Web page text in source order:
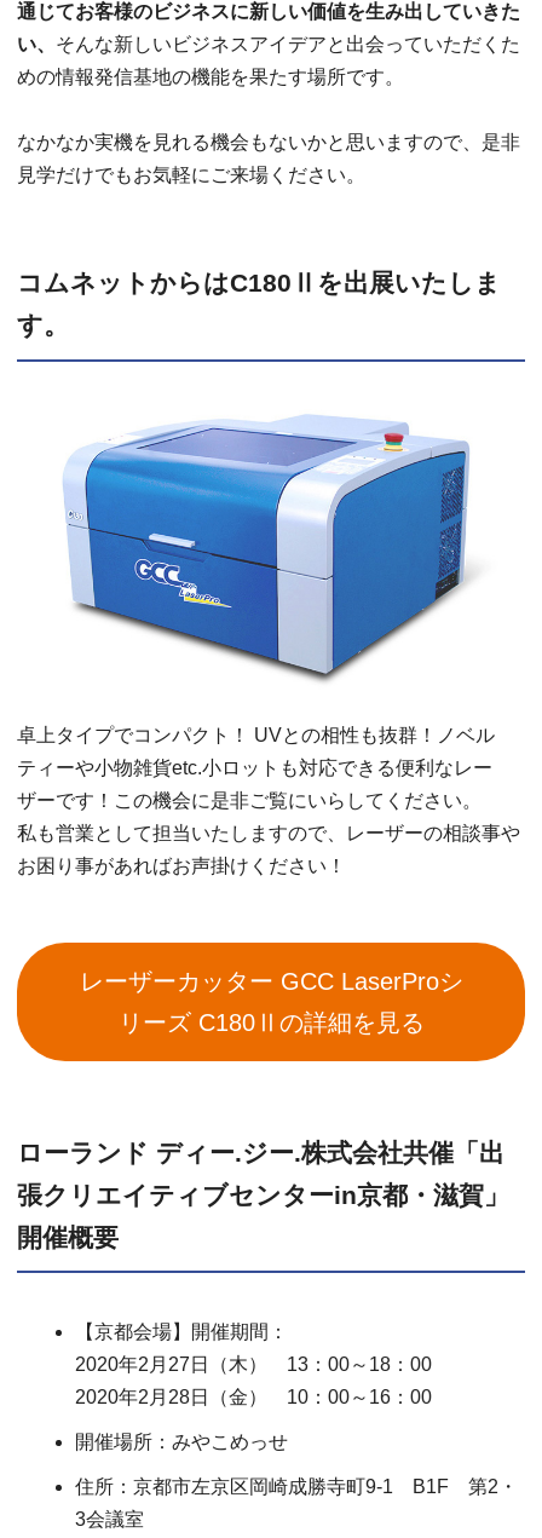
通じてお客様のビジネスに新しい価値を生み出していきた
い、 そんな新しいビジネスアイデアと出会っていただくた
めの情報発信基地の機能を果たす場所です。
なかなか実機を見れる機会もないかと思いますので、是非
見学だけでもお気軽にご来場ください。
コムネットからはC180Ⅱを出展いたしま
す。
卓上タイプでコンパクト！ UVとの相性も抜群！ノベル
ティーや小物雑貨etc.小ロットも対応できる便利なレー
ザーです！この機会に是非ご覧にいらしてください。
私も営業として担当いたしますので、レーザーの相談事や
お困り事があればお声掛けください！
レーザーカッター GCC LaserProシ
リーズ C180Ⅱの詳細を見る
ローランド ディー.ジー.株式会社共催「出
張クリエイティブセンターin京都・滋賀」
開催概要
【京都会場】開催期間：
2020年2月27日（木） 13：00～18：00
2020年2月28日（金） 10：00～16：00
開催場所：みやこめっせ
住所：京都市左京区岡崎成勝寺町9-1 B1F 第2・
3会議室